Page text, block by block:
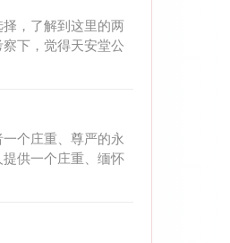
，了解到这里的两
下，觉得天安堂公
个庄重、尊严的永
供一个庄重、缅怀